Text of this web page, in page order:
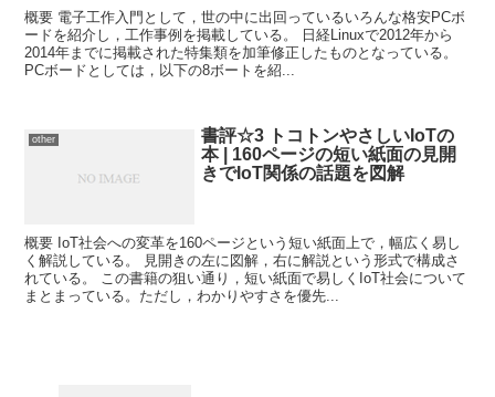
概要 電子工作入門として，世の中に出回っているいろんな格安PCボ
ードを紹介し，工作事例を掲載している。 日経Linuxで2012年から
2014年までに掲載された特集類を加筆修正したものとなっている。
PCボードとしては，以下の8ボートを紹...
other
書評☆3 トコトンやさしいIoTの
本 | 160ページの短い紙面の見開
きでIoT関係の話題を図解
概要 IoT社会への変革を160ページという短い紙面上で，幅広く易し
く解説している。 見開きの左に図解，右に解説という形式で構成さ
れている。 この書籍の狙い通り，短い紙面で易しくIoT社会について
まとまっている。ただし，わかりやすさを優先...